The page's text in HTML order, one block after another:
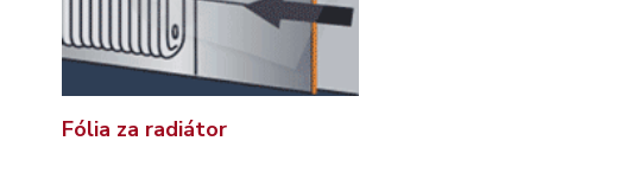
Fólia za radiátor